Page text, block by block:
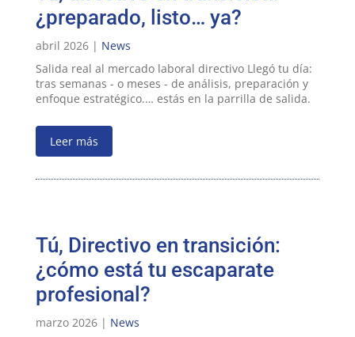
¿preparado, listo… ya?
abril 2026 | News
Salida real al mercado laboral directivo Llegó tu día:
tras semanas - o meses - de análisis, preparación y
enfoque estratégico.… estás en la parrilla de salida.
Leer más
Tú, Directivo en transición:
¿cómo está tu escaparate
profesional?
marzo 2026 | News